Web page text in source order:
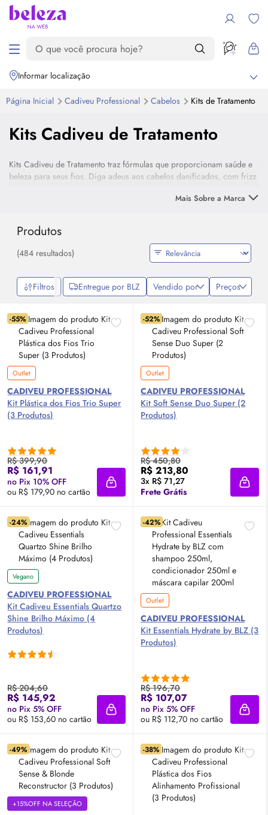
Informar localização
Página Inicial Cadiveu Professional Cabelos Kits de Tratamento
Kits Cadiveu de Tratamento
Kits Cadiveu de Tratamento traz fórmulas que proporcionam saúde e
beleza para seus fios. Diga adeus aos cabelos danificados, com frizz
condicionador e o tratamento que mais precisa.Mais Sobre a Marca
Produtos
(484 resultados)
Filtros Entregue por BLZ Vendido por Preços
-55%
Outlet
CADIVEU PROFESSIONAL
Kit Plástica dos Fios Trio Super
(3 Produtos)
R$ 399,90
R$ 161,91
no Pix 10% OFF
ou R$ 179,90 no cartão
Adicionar à sacola
-52%
Outlet
CADIVEU PROFESSIONAL
Kit Soft Sense Duo Super (2
Produtos)
R$ 450,80
R$ 213,80
3x R$ 71,27
Frete Grátis
-24%
Vegano
CADIVEU PROFESSIONAL
Kit Cadiveu Essentials Quartzo
Shine Brilho Máximo (4
Produtos)
R$ 204,60
R$ 145,92
no Pix 5% OFF
ou R$ 153,60 no cartão
Adicionar à sacola
-42%
Outlet
CADIVEU PROFESSIONAL
Kit Essentials Hydrate by BLZ (3
Produtos)
R$ 196,70
R$ 107,07
no Pix 5% OFF
ou R$ 112,70 no cartão
-49%
+15%OFF NA SELEÇÃO
-38%